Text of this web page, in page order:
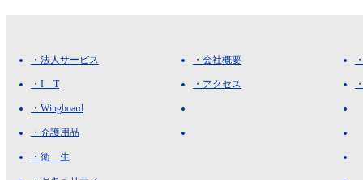
・法人サービス
・I T
・Wingboard
・介護用品
・衛 生
・会社概要
・アクセス